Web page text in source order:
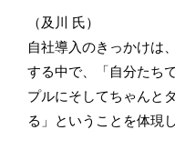
（及川 氏）
自社導入のきっかけは
する中で、「自分たち
プルにそしてちゃんと
る」ということを体現